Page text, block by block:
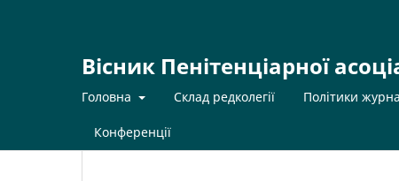
Вісник Пенітенціарної
Головна Склад редколегії Політики
Конференції